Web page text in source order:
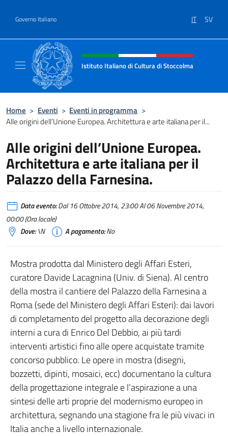
Governo Italiano IT SV
Intestazione sito, social e menù
Istituto Italiano di Cultura di Stoccolma
Home > Eventi > Eventi in programma >
Alle origini dell’Unione Europea. Architettura e arte italiana per il...
Alle origini dell’Unione Europea.
Architettura e arte italiana per il
Palazzo della Farnesina.
Data evento:Dal 16 Ottobre 2014, 23:00 Al 06 Novembre 2014,
00:00 (Ora locale)
Dove:\N A pagamento:No
Mostra prodotta dal Ministero degli Affari Esteri,
curatore Davide Lacagnina (Univ. di Siena). Al centro
della mostra il cantiere del Palazzo della Farnesina a
Roma (sede del Ministero degli Affari Esteri): dai lavori
di completamento del progetto alla decorazione degli
interni a cura di Enrico Del Debbio, ai più tardi
interventi artistici fino alle opere acquistate tramite
concorso pubblico. Le opere in mostra (disegni,
bozzetti, dipinti, mosaici, ecc) documentano la cultura
della progettazione integrale e l’aspirazione a una
sintesi delle arti proprie del modernismo europeo in
architettura, segnando una stagione fra le più vivaci in
Italia anche a livello internazionale.